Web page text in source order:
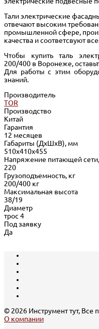
Тали электрические
отвечают высоким
промышленной сфере,
качества и соответсвуют
Чтобы купить таль
200/400 в Воронеже,
Для работы с этим
знаний.
Производитель
TOR
Производство
Китай
Гарантия
12 месяцев
Габариты (ДхШхВ), мм
510х410х455
Напряжение питающей
220
Грузоподъемность, кг
200/400 кг
Максимальная высота
38/19
Диаметр
трос 4
Под заявку
Да
© 2026 Инструмент тут,
О компании